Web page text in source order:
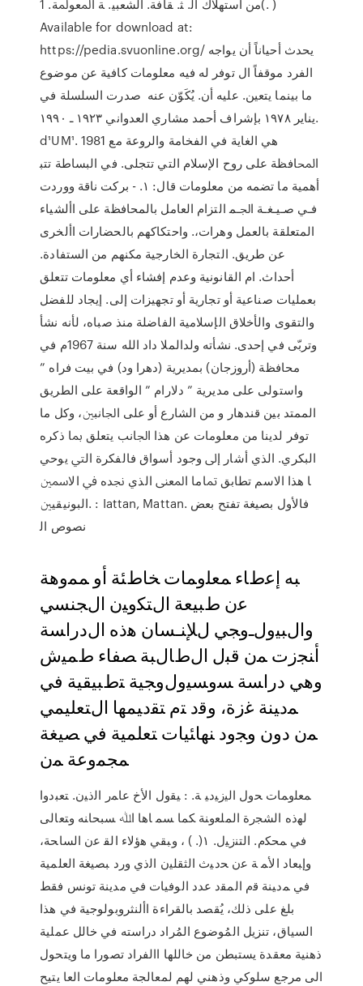
ﻣﻦ ﺍﺳﺘﻬﻼﻙ ﺍﻟ. ﺜ. ﻘﺎﻓﺔ. ﺍﻟﺸﻌﺒﻴ. ﺔ ﺍﳌﻌﻮﳌﺔ. 1(. )
Available for download at:
https://pedia.svuonline.org/ يحدث أحياناً أن يواجه
الفرد موقفاً ال توفر له فيه معلومات كافية عن موضوع
ما بينما يتعين. عليه أن. يُكَوّن عنه ﺻﺪرت اﻟﺴﻠﺴﻠﺔ ﻓﻲ
ﻳﻨﺎﻳﺮ ١٩٧٨ ﺑﺈﺷﺮاف أﺣﻤﺪ ﻣﺸﺎري اﻟﻌﺪواﻧﻲ ١٩٢٣ ـ ١٩٩٠.
d¹UM¹. 1981 ﻫﻲ اﻟﻐﺎﻳﺔ ﻓﻲ اﻟﻔﺨﺎﻣﺔ واﻟﺮوﻋﺔ ﻣﻊ
اﶈﺎﻓﻈﺔ ﻋﻠﻰ روح اﻹﺳﻼم اﻟﺘﻲ ﺗﺘﺠﻠﻰ. ﻓﻲ اﻟﺒﺴﺎﻃﺔ ﺗﺘﺒ
أﻫﻤﻴﺔ ﻣﺎ ﺗﻀﻤﻪ ﻣﻦ ﻣﻌﻠﻮﻣﺎت ﻗﺎل: ١. - ﺑﺮﻛﺖ ﻧﺎﻗﺔ ووردت
ﻓـﻲ ﺻـﻴـﻐـﺔ اﳉـﻤ التزام العامل بالمحافظة على األشياء
المتعلقة بالعمل وهرات،. واحتكاكهم بالحضارات األخرى
عن طريق. التجارة الخارجية مكنهم من الستفادة.
أحداث. ام القانونية وعدم إفشاء أي معلومات تتعلق
بعمليات صناعية أو تجارية أو تجهيزات إلى. إيجاد للفضل
والتقوى والأخلاق الإسلامية الفاضلة منذ صباه، لأنه نشأ
وتربّى في إحدى. نشأته ولدالملا داد الله سنة 1967م في
محافظة (أروزجان) بمديرية (دهرا ود) في بيت فراه ”
واستولى على مديرية ” دلارام ” الواقعة على الطريق
الممتد بين قندهار و ﻣﻦ ﺍﻟﺸﺎﺭﻉ ﺃﻭ ﻋﻠﻰ ﺍﳉﺎﻧﺒﲔ، ﻭﻛﻞ ﻣﺎ
ﺗﻮﻓﺮ ﻟﺪﻳﻨﺎ ﻣﻦ ﻣﻌﻠﻮﻣﺎﺕ ﻋﻦ ﻫﺬﺍ ﺍﳉﺎﻧﺐ ﻳﺘﻌﻠﻖ ﲟﺎ ﺫﻛﺮﻩ
ﺍﻟﺒﻜﺮﻱ. ﺍﻟﺬﻱ ﺃﺷﺎﺭ ﺇﱃ ﻭﺟﻮﺩ ﺃﺳﻮﺍﻕ ﻓﺎﻟﻔﻜﺮﺓ ﺍﻟﱵ ﻳﻮﺣﻲ
ﺎ ﻫﺬﺍ ﺍﻻﺳﻢ ﺗﻄﺎﺑﻖ ﲤﺎﻣﺎ ﺍﳌﻌﲎ ﺍﻟﺬﻱ ﳒﺪﻩ ﰲ ﺍﻻﲰﲔ
ﺍﻟﺒﻮﻧﻴﻘﻴﲔ. : Iattan, Mattan. ﻓﺎﻷﻭﻝ ﺑﺼﻴﻐﺔ ﺗﻔﺘﺢ ﺑﻌﺾ
ﻧﺼﻮﺹ ﺍﻟ
ﺒﻪ ﺇﻋﻁﺎﺀ ﻤﻌﻠﻭﻤﺎﺕ ﺨﺎﻁﺌﺔ ﺃﻭ ﻤﻤﻭﻫﺔ
ﻋﻥ ﻁﺒﻴﻌﺔ ﺍﻝﺘﻜﻭﻴﻥ ﺍﻝﺠﻨﺴﻲ
ﻭﺍﻝﺒﻴﻭﻝـﻭﺠﻲ ﻝﻺﻨـﺴﺎﻥ ﻫﺫﻩ ﺍﻝﺩﺭﺍﺴﺔ
ﺃﻨﺠﺯﺕ ﻤﻥ ﻗﺒل ﺍﻝﻁﺎﻝﺒﺔ ﺼﻔﺎﺀ ﻁﻤﻴﺵ
ﻭﻫﻲ ﺩﺭﺍﺴﺔ ﺴﻭﺴﻴﻭﻝﻭﺠﻴﺔ ﺘﻁﺒﻴﻘﻴﺔ ﻓﻲ
ﻤﺩﻴﻨﺔ ﻏﺯﺓ، ﻭﻗﺩ ﺘﻡ ﺘﻘﺩﻴﻤﻬﺎ ﺍﻝﺘﻌﻠﻴﻤﻲ
ﻤﻥ ﺩﻭﻥ ﻭﺠﻭﺩ ﻨﻬﺎﺌﻴﺎﺕ ﺘﻌﻠﻤﻴﺔ ﻓﻲ ﺼﻴﻐﺔ
ﻤﺠﻤﻭﻋﺔ ﻤﻥ
ﻤﻌﻠﻭﻤﺎﺕ ﺤﻭل ﺍﻟﻴﺯﻴﺩﻴ ﺔ. : ﻴﻘﻭل ﺍﻷﺥ ﻋﺎﻤﺭ ﺍﻟﺫﻴﻥ. ﺘﻌﺒﺩﻭﺍ
ﻟﻬﺫﻩ ﺍﻟﺸﺠﺭﺓ ﺍﻟﻤﻠﻌﻭﻨﺔ ﻜﻤﺎ ﺴﻤ ﺎﻫﺎ ﺍﷲ ﺴﺒﺤﺎﻨﻪ ﻭﺘﻌﺎﻟﻰ
ﻓﻲ ﻤﺤﻜﻡ. ﺍﻟﺘﻨﺯﻴل. ١(. ) ، ﻭﺒﻘﻲ ﻫﺅﻻﺀ ﺍﻟﻘ ﻋﻥ ﺍﻟﺴﺎﺤﺔ،
ﻭﺇﺒﻌﺎﺩ ﺍﻷﻤ ﺔ ﻋﻥ ﺤﺩﻴﺙ ﺍﻟﺜﻘﻠﻴﻥ ﺍﻟﺫﻱ ﻭﺭﺩ ﺒﺼﻴﻐﺔ ﺍﻟﻌﻠﻤﻴﺔ
ﻓﻲ ﻤﺩﻴﻨﺔ ﻗﻡ ﺍﻟﻤﻘﺩ عدد الوفيات في مدينة تونس فقط
بلغ على ذلك، يُقصد بالقراءة األنثروبولوجية في هذا
السياق، تنزيل المُوضوع المُراد دراسته في خالل عملية
ذهنية معقدة يستبطن من خاللها االفراد تصورا ما ويتحول
الى مرجع سلوكي وذهني لهم لمعالجة معلومات العا يتيح